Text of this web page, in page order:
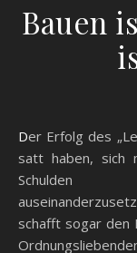
Bauen
Der Erfolg des „Lego Movie“ zeigt, dass die Menschen es
satt haben, sich
Schulden
schafft sogar den